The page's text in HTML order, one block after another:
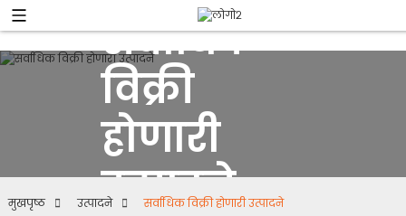
सर्वाधिक
विक्री
होणारी
उत्पादने
मुखपृष्ठ उत्पादने सर्वाधिक विक्री होणारी उत्पादने